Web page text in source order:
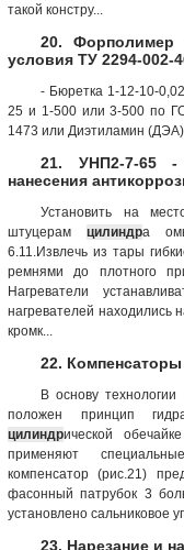
такой констру...
20. Форполимер
условия ТУ 2294-002-
- Бюретка 1-12-10-
25 и 1-500 или 3-500 по
1473 или Диэтиламин (ДЭА)
21. УНП2-7-65 -
нанесения
Установить на
штуцерамцилиндра
6.11.Извлечь из тары
ремнями до плотного
Нагреватели
нагревателей находились
кромк...
22. Компенсаторы
В основу технологии
положен принцип
цилиндрической
применяют
компенсатор (рис.21)
фасонный патрубок 3
установлено сальниковое
23. Нарезание и